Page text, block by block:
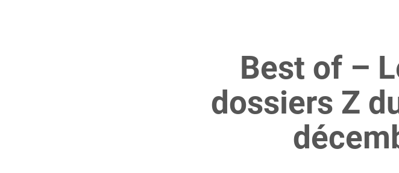
Best of –
dossiers Z